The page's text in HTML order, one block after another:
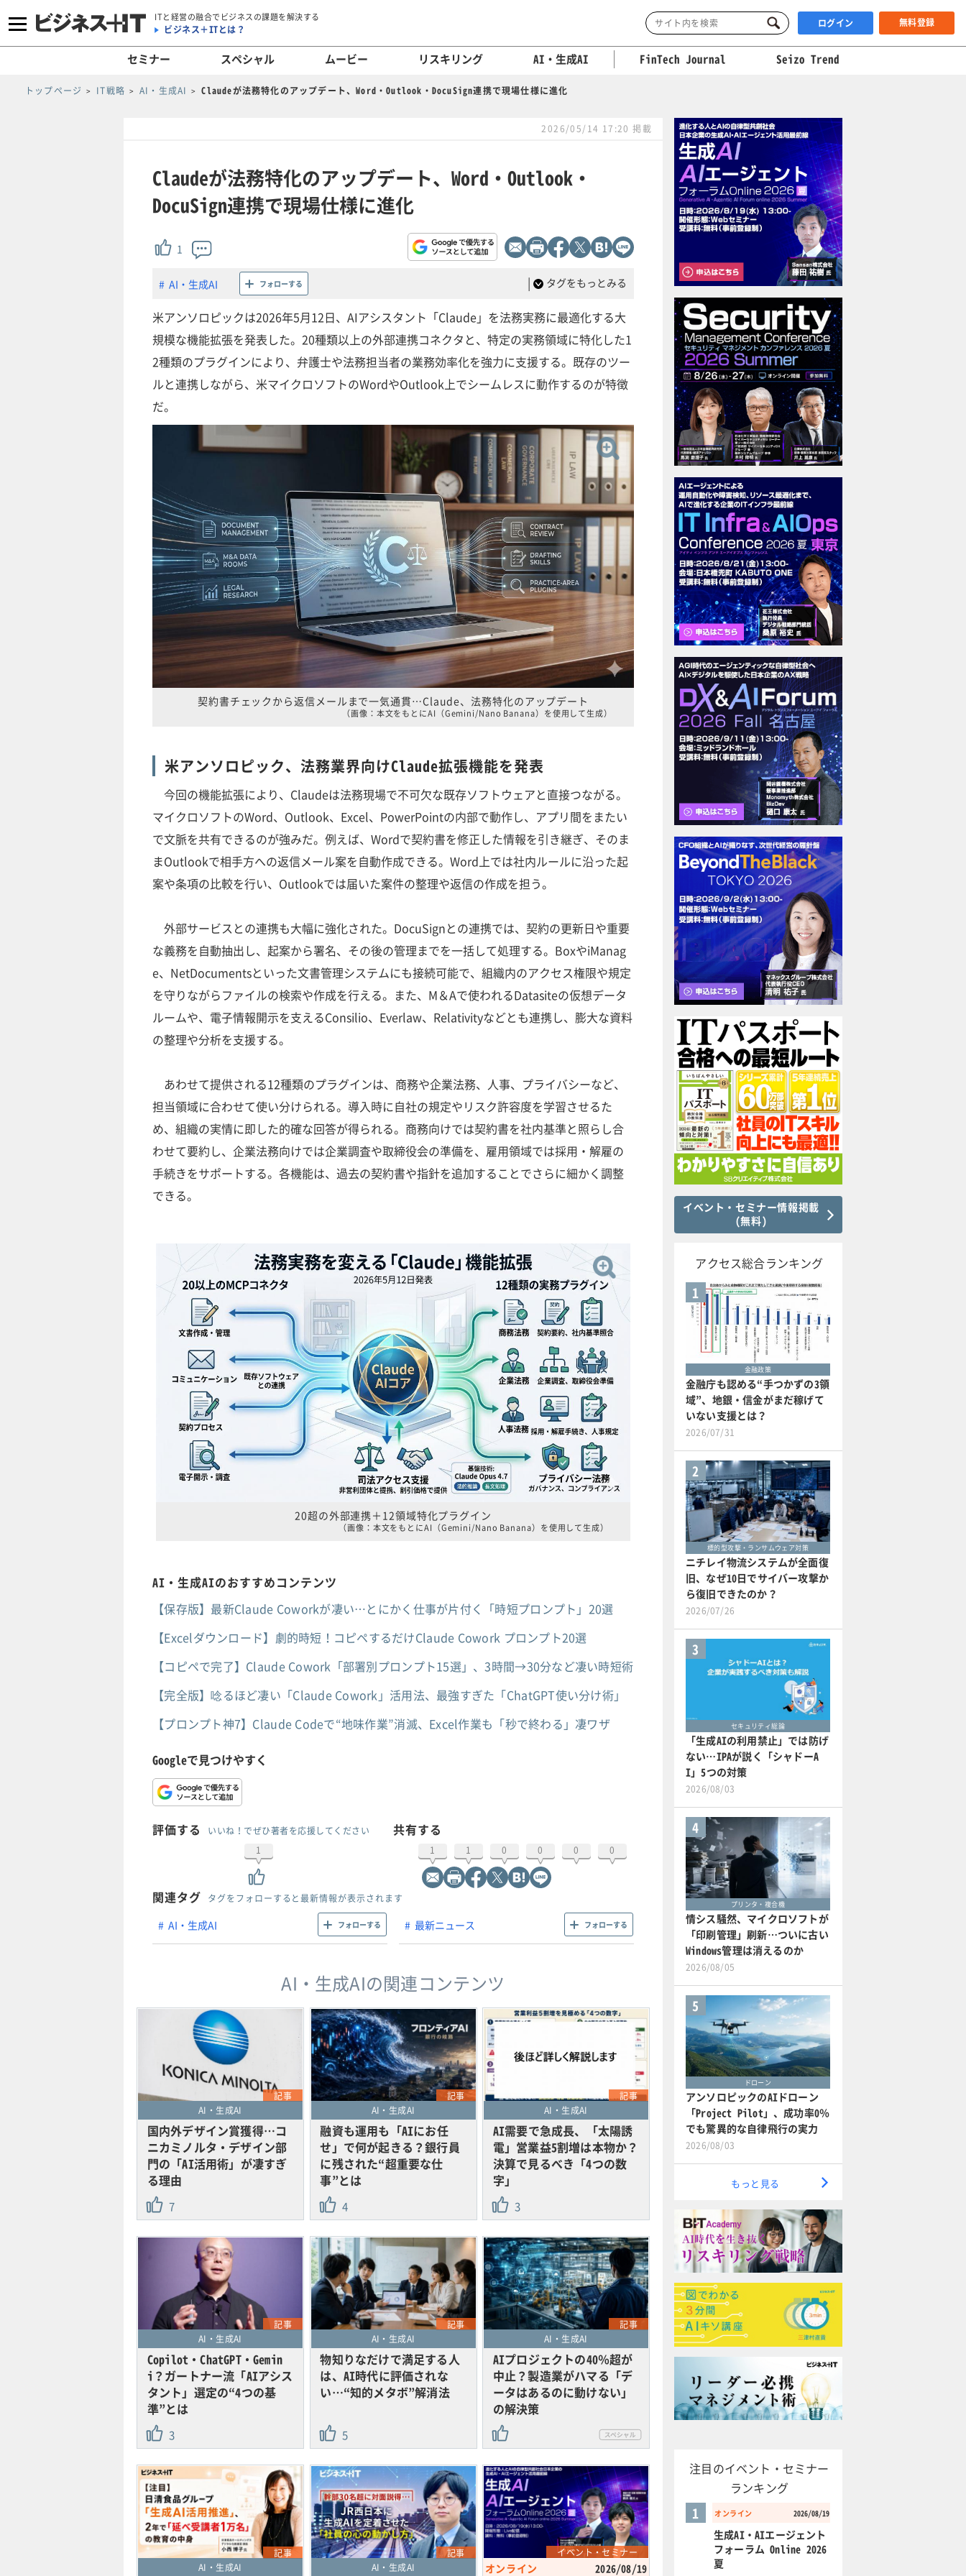
ITと経営の融合でビジネスの課題を解決する
ビジネス＋ITとは？ ログイン 無料登録
セミナー スペシャル ムービー リスキリング AI・生成AI FinTech Journal Seizo Trend
トップページ IT戦略 AI・生成AI Claudeが法務特化のアップデート、Word・Outlook・DocuSign連携で現場仕様に進化
2026/05/14 17:20 掲載
Claudeが法務特化のアップデート、Word・Outlook・
DocuSign連携で現場仕様に進化
1
AI・生成AI フォローする | タグをもっとみる
米アンソロピックは2026年5月12日、AIアシスタント「Claude」を法務実務に最適化する大
規模な機能拡張を発表した。20種類以上の外部連携コネクタと、特定の実務領域に特化した1
2種類のプラグインにより、弁護士や法務担当者の業務効率化を強力に支援する。既存のツー
ルと連携しながら、米マイクロソフトのWordやOutlook上でシームレスに動作するのが特徴
だ。
契約書チェックから返信メールまで一気通貫…Claude、法務特化のアップデート
（画像：本文をもとにAI（Gemini/Nano Banana）を使用して生成）
米アンソロピック、法務業界向けClaude拡張機能を発表
今回の機能拡張により、Claudeは法務現場で不可欠な既存ソフトウェアと直接つながる。
マイクロソフトのWord、Outlook、Excel、PowerPointの内部で動作し、アプリ間をまたい
で文脈を共有できるのが強みだ。例えば、Wordで契約書を修正した情報を引き継ぎ、そのま
まOutlookで相手方への返信メール案を自動作成できる。Word上では社内ルールに沿った起
案や条項の比較を行い、Outlookでは届いた案件の整理や返信の作成を担う。
外部サービスとの連携も大幅に強化された。DocuSignとの連携では、契約の更新日や重要
な義務を自動抽出し、起案から署名、その後の管理までを一括して処理する。BoxやiManag
e、NetDocumentsといった文書管理システムにも接続可能で、組織内のアクセス権限や規定
を守りながらファイルの検索や作成を行える。また、M＆Aで使われるDatasiteの仮想データ
ルームや、電子情報開示を支えるConsilio、Everlaw、Relativityなどとも連携し、膨大な資料
の整理や分析を支援する。
あわせて提供される12種類のプラグインは、商務や企業法務、人事、プライバシーなど、
担当領域に合わせて使い分けられる。導入時に自社の規定やリスク許容度を学習させるた
め、組織の実情に即した的確な回答が得られる。商務向けでは契約書を社内基準と照らし合
わせて要約し、企業法務向けでは企業調査や取締役会の準備を、雇用領域では採用・解雇の
手続きをサポートする。各機能は、過去の契約書や指針を追加することでさらに細かく調整
できる。
20超の外部連携＋12領域特化プラグイン
（画像：本文をもとにAI（Gemini/Nano Banana）を使用して生成）
AI・生成AIのおすすめコンテンツ
【保存版】最新Claude Coworkが凄い…とにかく仕事が片付く「時短プロンプト」20選
【Excelダウンロード】劇的時短！コピペするだけClaude Cowork プロンプト20選
【コピペで完了】Claude Cowork「部署別プロンプト15選」、3時間→30分など凄い時短術
【完全版】唸るほど凄い「Claude Cowork」活用法、最強すぎた「ChatGPT使い分け術」
【プロンプト神7】Claude Codeで“地味作業”消滅、Excel作業も「秒で終わる」凄ワザ
Googleで見つけやすく
評価する
いいね！でぜひ著者を応援してください
1
共有する
1 1 0 0 0 0
関連タグ タグをフォローすると最新情報が表示されます
AI・生成AI フォローする 最新ニュース フォローする
AI・生成AIの関連コンテンツ
記事
AI・生成AI
国内外デザイン賞獲得…コ
ニカミノルタ・デザイン部
門の「AI活用術」が凄すぎ
る理由
7
記事
AI・生成AI
融資も運用も「AIにお任
せ」で何が起きる？銀行員
に残された“超重要な仕
事”とは
4
記事
AI・生成AI
AI需要で急成長、「太陽誘
電」営業益5割増は本物か？
決算で見るべき「4つの数
字」
3
記事
AI・生成AI
Copilot・ChatGPT・Gemin
i？ガートナー流「AIアシス
タント」選定の“4つの基
準”とは
3
記事
AI・生成AI
物知りなだけで満足する人
は、AI時代に評価されな
い…“知的メタボ”解消法
5
記事
AI・生成AI
AIプロジェクトの40％超が
中止？製造業がハマる「デ
ータはあるのに動けない」
の解決策
記事
AI・生成AI
記事
AI・生成AI
イベント・セミナー
オンライン 2026/08/19
イベント・セミナー情報掲載
(無料)
アクセス総合ランキング
1
金融政策
金融庁も認める“手つかずの3領
域”、地銀・信金がまだ稼げて
いない支援とは？
2026/07/31
2
標的型攻撃・ランサムウェア対策
ニチレイ物流システムが全面復
旧、なぜ10日でサイバー攻撃か
ら復旧できたのか？
2026/07/26
3
セキュリティ総論
「生成AIの利用禁止」では防げ
ない…IPAが説く「シャドーA
I」5つの対策
2026/08/03
4
プリンタ・複合機
情シス騒然、マイクロソフトが
「印刷管理」刷新…ついに古い
Windows管理は消えるのか
2026/08/05
5
ドローン
アンソロピックのAIドローン
「Project Pilot」、成功率0％
でも驚異的な自律飛行の実力
2026/08/03
もっと見る
注目のイベント・セミナー
ランキング
オンライン 2026/08/19
1
生成AI・AIエージェント
フォーラム Online 2026
夏